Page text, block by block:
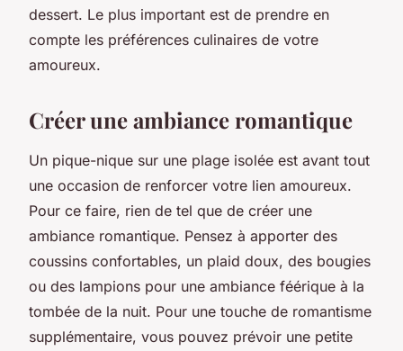
dessert. Le plus important est de prendre en
compte les préférences culinaires de votre
amoureux.
Créer une ambiance romantique
Un pique-nique sur une plage isolée est avant tout
une occasion de renforcer votre lien amoureux.
Pour ce faire, rien de tel que de créer une
ambiance romantique. Pensez à apporter des
coussins confortables, un plaid doux, des bougies
ou des lampions pour une ambiance féérique à la
tombée de la nuit. Pour une touche de romantisme
supplémentaire, vous pouvez prévoir une petite